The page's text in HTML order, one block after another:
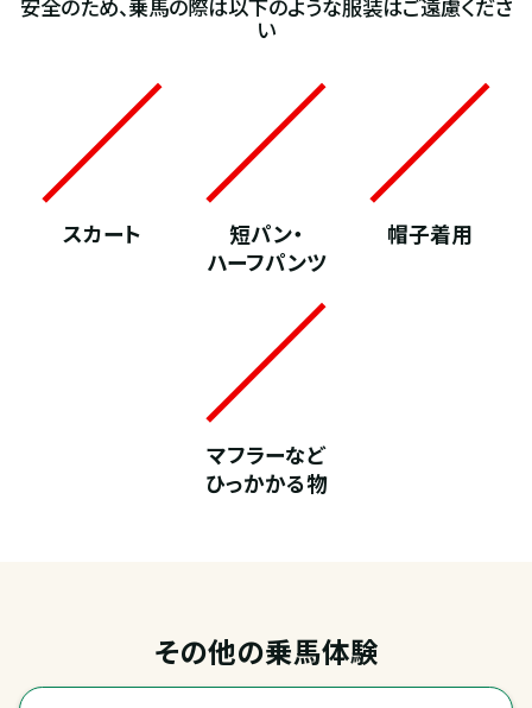
安全のため、乗馬の際は以下のような服装はご遠慮くださ
い
スカート
短パン・
ハーフパンツ
帽子着用
マフラーなど
ひっかかる物
その他の乗馬体験